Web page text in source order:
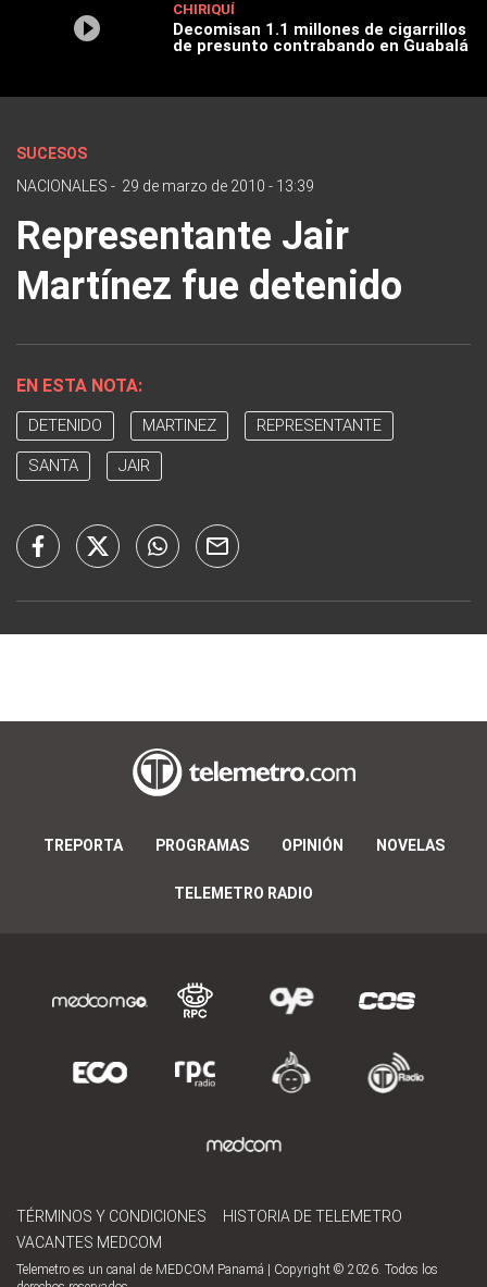
CHIRIQUÍ
Decomisan 1.1 millones de cigarrillos
de presunto contrabando en Guabalá
SUCESOS
NACIONALES - 29 de marzo de 2010 - 13:39
Representante Jair
Martínez fue detenido
EN ESTA NOTA:
DETENIDO MARTINEZ REPRESENTANTE
SANTA JAIR
TREPORTA PROGRAMAS OPINIÓN NOVELAS
TELEMETRO RADIO
TÉRMINOS Y CONDICIONES
HISTORIA DE TELEMETRO
VACANTES MEDCOM
Telemetro es un canal de MEDCOM Panamá | Copyright © 2026. Todos los